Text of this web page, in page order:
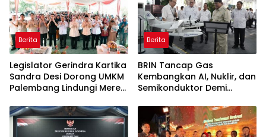
Berita
Legislator Gerindra Kartika
Sandra Desi Dorong UMKM
Palembang Lindungi Merek
Berita
BRIN Tancap Gas
Kembangkan AI, Nuklir, dan
Semikonduktor Demi
Indonesia